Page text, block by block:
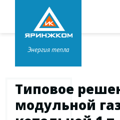
Звонок бесплатный
8 800 333-99-01
Головной офис вЯрославле
+7 (4852) 67-96-00
Энергия тепла
Типовое
модульной